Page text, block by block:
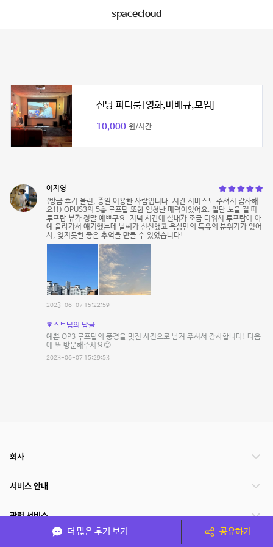
spacecloud
신당 파티룸[영화,바베큐,모임]
10,000 원/시간
이지영
(방금 후기 올린, 종일 이용한 사람입니다. 시간 서비스도 주셔서 감사해
요!!) OPUS3의 5층 루프탑 또한 엄청난 매력이었어요. 일단 노을 질 때
루프탑 뷰가 정말 예쁘구요. 저녁 시간에 실내가 조금 더워서 루프탑에 아
예 올라가서 얘기했는데 날씨가 선선했고 옥상만의 특유의 분위기가 있어
서, 잊지못할 좋은 추억을 만들 수 있었습니다!
2023-06-07 15:22:59
호스트님의 답글
예쁜 OP3 루프탑의 풍경을 멋진 사진으로 남겨 주셔서 감사합니다! 다음
에 또 방문해주세요😊
2023-06-07 15:29:53
더 많은 후기 보기 공유하기
회사
서비스 안내
관련 서비스